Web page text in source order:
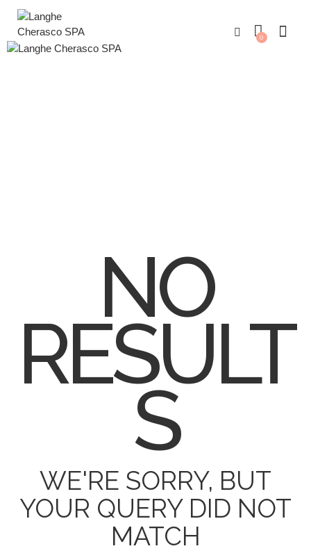
0
NO
RESULT
S
WE'RE SORRY, BUT
YOUR QUERY DID NOT
MATCH